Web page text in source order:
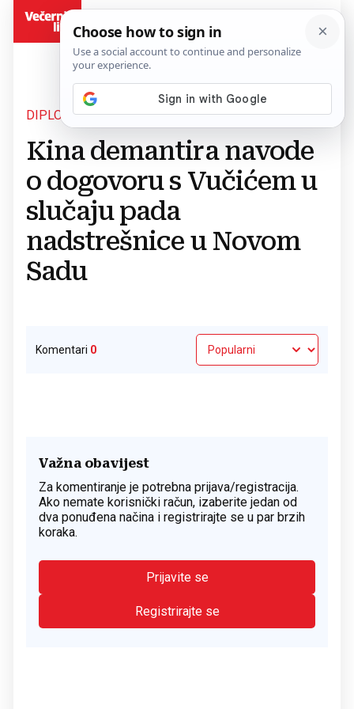
DIPLOMATSKE NAPETOSTI Povratak na članak
Kina demantira navode
o dogovoru s Vučićem u
slučaju pada
nadstrešnice u Novom
Sadu
Komentari 0
Važna obavijest
Za komentiranje je potrebna prijava/registracija.
Ako nemate korisnički račun, izaberite jedan od
dva ponuđena načina i registrirajte se u par brzih
koraka.
Prijavite se
Registrirajte se